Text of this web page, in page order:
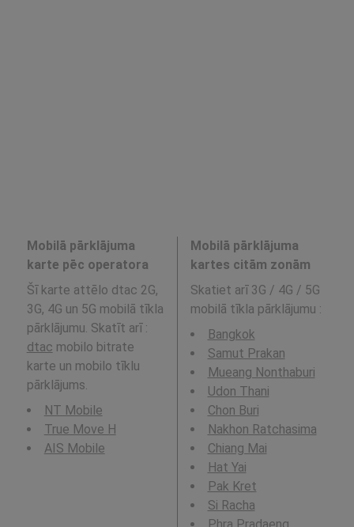
Mobilā pārklājuma
karte pēc operatora
Šī karte attēlo dtac 2G,
3G, 4G un 5G mobilā tīkla
pārklājumu. Skatīt arī :
dtac mobilo bitrate
karte un mobilo tīklu
pārklājums.
NT Mobile
True Move H
AIS Mobile
Mobilā pārklājuma
kartes citām zonām
Skatiet arī 3G / 4G / 5G
mobilā tīkla pārklājumu :
Bangkok
Samut Prakan
Mueang Nonthaburi
Udon Thani
Chon Buri
Nakhon Ratchasima
Chiang Mai
Hat Yai
Pak Kret
Si Racha
Phra Pradaeng